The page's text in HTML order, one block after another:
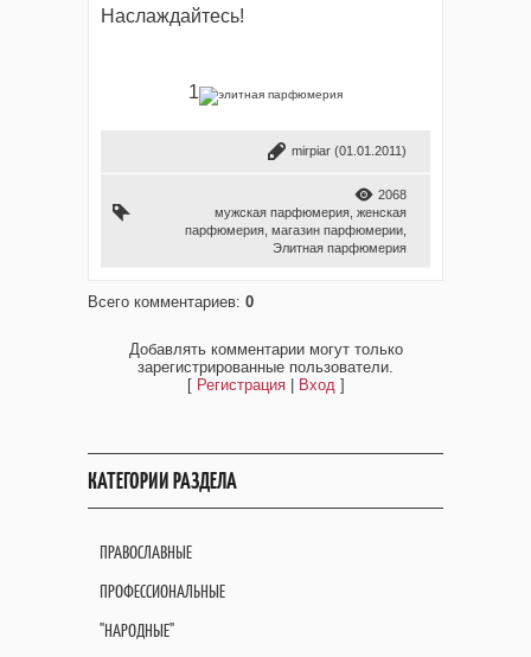
Наслаждайтесь!
1
mirpiar (01.01.2011)
2068
мужская парфюмерия женская
парфюмерия магазин парфюмерии
Элитная парфюмерия
Всего комментариев: 0
Добавлять комментарии могут только
зарегистрированные пользователи.
[ Регистрация| Вход]
КАТЕГОРИИ РАЗДЕЛА
ПРАВОСЛАВНЫЕ
ПРОФЕССИОНАЛЬНЫЕ
"НАРОДНЫЕ"